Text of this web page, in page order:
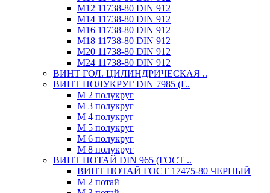
М12 11738-80 DIN 912
М14 11738-80 DIN 912
М16 11738-80 DIN 912
М18 11738-80 DIN 912
М20 11738-80 DIN 912
М24 11738-80 DIN 912
ВИНТ ГОЛ. ЦИЛИНДРИЧЕСКАЯ ..
ВИНТ ПОЛУКРУГ DIN 7985 (Г..
М 2 полукруг
М 3 полукруг
М 4 полукруг
М 5 полукруг
М 6 полукруг
М 8 полукруг
ВИНТ ПОТАЙ DIN 965 (ГОСТ ..
ВИНТ ПОТАЙ ГОСТ 17475-80 ЧЕРНЫЙ
М 2 потай